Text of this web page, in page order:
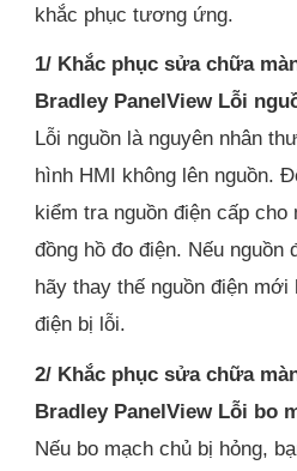
khắc phục tương ứng.
1/ Khắc phục sửa chữa
Bradley PanelView Lỗi
Lỗi nguồn là nguyên nhân
hình HMI không lên nguồn.
kiểm tra nguồn điện cấp cho
đồng hồ đo điện. Nếu nguồn
hãy thay thế nguồn điện
điện bị lỗi.
2/ Khắc phục sửa chữa
Bradley PanelView Lỗi bo
Nếu bo mạch chủ bị hỏng,